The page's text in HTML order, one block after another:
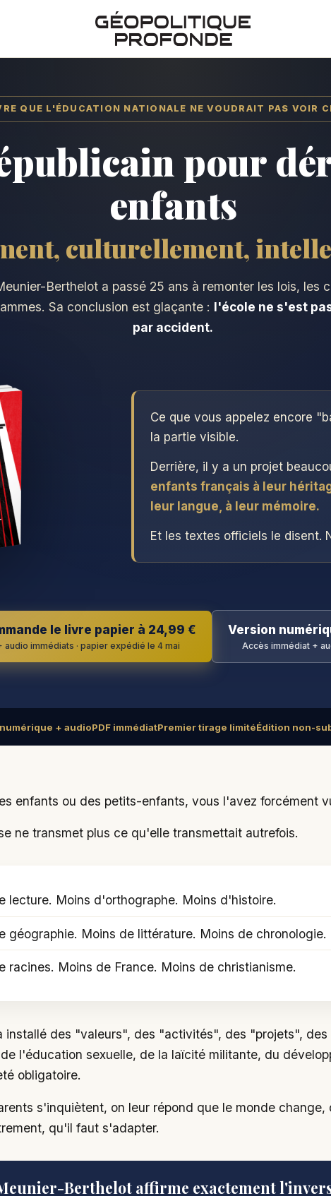
QUE L'ÉDUCATION NATIONALE NE VOUDRAIT PAS VOIR
pour
enfants
culturellement,
Berthelot a passé 25 ans à remonter les lois, les
Sa conclusion est glaçante : l'école ne s'est
par accident.
Ce que vous appelez encore
la partie visible.
Derrière, il y a un projet
enfants français à leur
leur langue, à leur mémoire.
Et les textes officiels le disent.
le livre papier à 24,99 €
audio immédiats · papier expédié le 4 mai
Version
Accès immédiat +
+ audioPDF immédiatPremier tirage limitéÉdition non-
enfants ou des petits-enfants, vous l'avez forcément
ne transmet plus ce qu'elle transmettait autrefois.
lecture. Moins d'orthographe. Moins d'histoire.
géographie. Moins de littérature. Moins de chronologie.
racines. Moins de France. Moins de christianisme.
installé des "valeurs", des "activités", des "projets",
l'éducation sexuelle, de la laïcité militante, du
obligatoire.
s'inquiètent, on leur répond que le monde change,
qu'il faut s'adapter.
Berthelot affirme exactement